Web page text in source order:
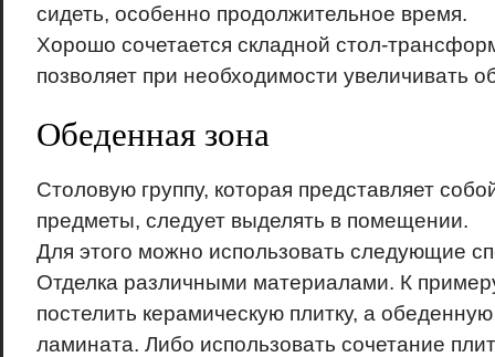
сидеть, особенно продолжительное время.
Хорошо сочетается складной стол-
позволяет при необходимости увеличивать
Обеденная зона
Столовую группу, которая представляет
предметы, следует выделять в помещении.
Для этого можно использовать следующие
Отделка различными материалами. К
постелить керамическую плитку, а
ламината. Либо использовать сочетание